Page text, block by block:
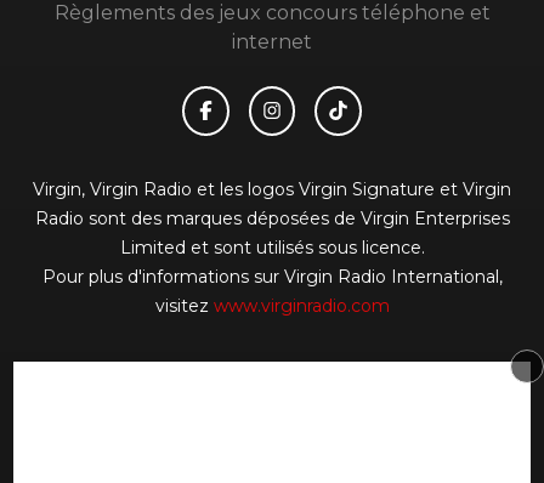
Règlements des jeux concours téléphone et
internet
Virgin, Virgin Radio et les logos Virgin Signature et Virgin
Radio sont des marques déposées de Virgin Enterprises
Limited et sont utilisés sous licence.
Pour plus d'informations sur Virgin Radio International,
visitez www.virginradio.com